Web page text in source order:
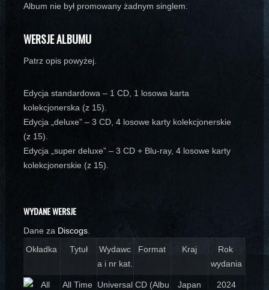
Album nie był promowany żadnym singlem.
WERSJE ALBUMU
Patrz opis powyżej.
Edycja standardowa – 1 CD, 1 losowa karta
kolekcjonerska (z 15).
Edycja „deluxe” – 3 CD, 4 losowe karty kolekcjonerskie
(z 15).
Edycja „super deluxe” – 3 CD + Blu-ray, 4 losowe karty
kolekcjonerskie (z 15).
WYDANE WERSJE
Dane za Discogs.
Okładka
Tytuł
Wydawc
a i nr kat.
Format Kraj
Rok
wydania
All Time
Universal CD (Albu
Japan 2024